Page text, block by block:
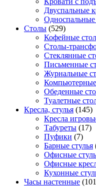
Двуспальные
Односпальные
Столы (529)
Кофейные
Столы-
Стеклянные
Письменные
Журнальные
Обеденные
Туалетные
Кресла, стулья (145)
Кресла
Табуреты (17)
Пуфики (7)
Барные стулья
Офисные
Офисные
Кухонные
Часы настенные